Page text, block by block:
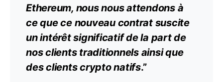
Ethereum, nous nous attendons à
ce que ce nouveau contrat suscite
un intérêt significatif de la part de
nos clients traditionnels ainsi que
des clients crypto natifs.”